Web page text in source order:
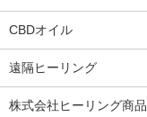
CBDオイル
遠隔ヒーリング
株式会社ヒーリング商品